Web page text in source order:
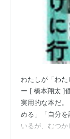
わたしが「わ
ー [ 橋本翔太 ]
実用的な本だ
める」「自分
いるが、むつ